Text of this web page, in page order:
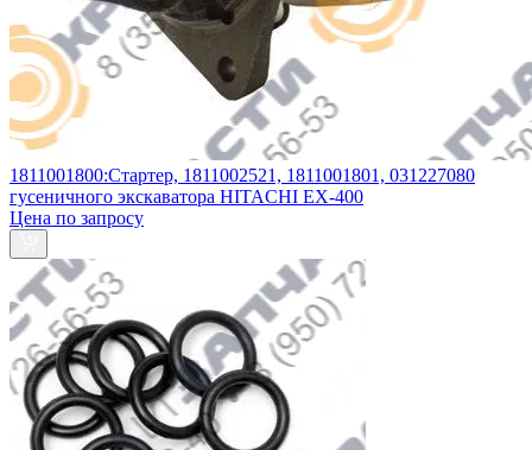
1811001800:Стартер, 1811002521, 1811001801, 031227080
гусеничного экскаватора HITACHI EX-400
Цена по запросу